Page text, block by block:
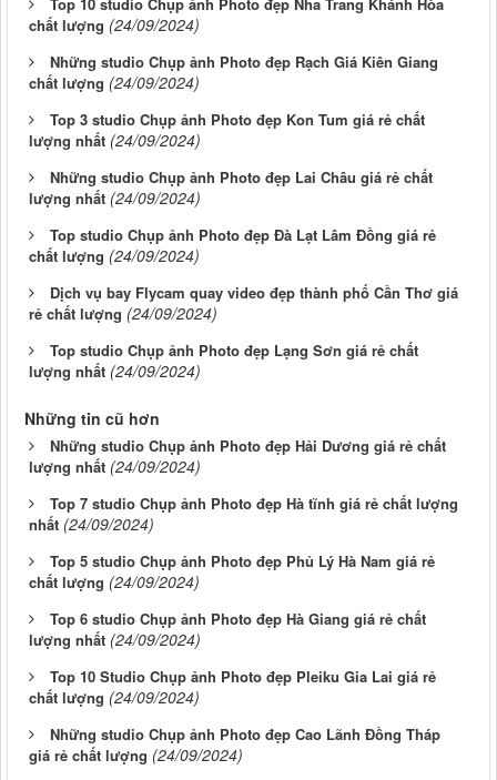
Top 10 studio Chụp ảnh Photo đẹp Nha Trang Khánh Hòa
chất lượng (24/09/2024)
Những studio Chụp ảnh Photo đẹp Rạch Giá Kiên Giang
chất lượng (24/09/2024)
Top 3 studio Chụp ảnh Photo đẹp Kon Tum giá rẻ chất
lượng nhất (24/09/2024)
Những studio Chụp ảnh Photo đẹp Lai Châu giá rẻ chất
lượng nhất (24/09/2024)
Top studio Chụp ảnh Photo đẹp Đà Lạt Lâm Đồng giá rẻ
chất lượng (24/09/2024)
Dịch vụ bay Flycam quay video đẹp thành phố Cần Thơ giá
rẻ chất lượng (24/09/2024)
Top studio Chụp ảnh Photo đẹp Lạng Sơn giá rẻ chất
lượng nhất (24/09/2024)
Những tin cũ hơn
Những studio Chụp ảnh Photo đẹp Hải Dương giá rẻ chất
lượng nhất (24/09/2024)
Top 7 studio Chụp ảnh Photo đẹp Hà tĩnh giá rẻ chất lượng
nhất (24/09/2024)
Top 5 studio Chụp ảnh Photo đẹp Phủ Lý Hà Nam giá rẻ
chất lượng (24/09/2024)
Top 6 studio Chụp ảnh Photo đẹp Hà Giang giá rẻ chất
lượng nhất (24/09/2024)
Top 10 Studio Chụp ảnh Photo đẹp Pleiku Gia Lai giá rẻ
chất lượng (24/09/2024)
Những studio Chụp ảnh Photo đẹp Cao Lãnh Đồng Tháp
giá rẻ chất lượng (24/09/2024)